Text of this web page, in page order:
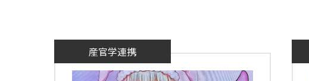
産官学連携